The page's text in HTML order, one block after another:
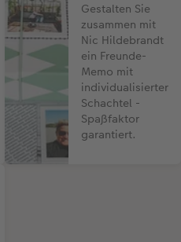
Gestalten Sie
zusammen mit
Nic Hildebrandt
ein Freunde-
Memo mit
individualisierter
Schachtel -
Spaßfaktor
garantiert.